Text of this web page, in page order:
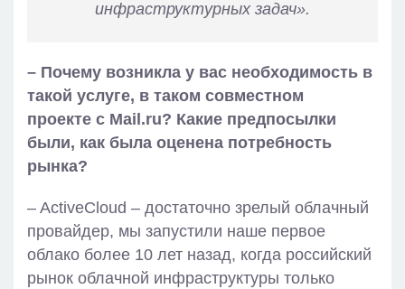
инфраструктурных задач».
– Почему возникла у вас необходимость в
такой услуге, в таком совместном
проекте с Mail.ru? Какие предпосылки
были, как была оценена потребность
рынка?
– ActiveCloud – достаточно зрелый облачный
провайдер, мы запустили наше первое
облако более 10 лет назад, когда российский
рынок облачной инфраструктуры только